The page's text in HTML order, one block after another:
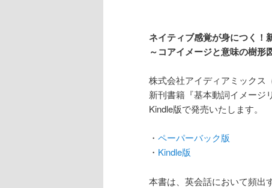
ツ
移
へ
動
ネイティブ感覚が身につく！
～コアイメージと意味の樹形
株式会社アイディアミックス
新刊書籍『基本動詞イメージ
Kindle版で発売いたします。
・ ペーパーバック版
・ Kindle版
本書は、英会話において頻出